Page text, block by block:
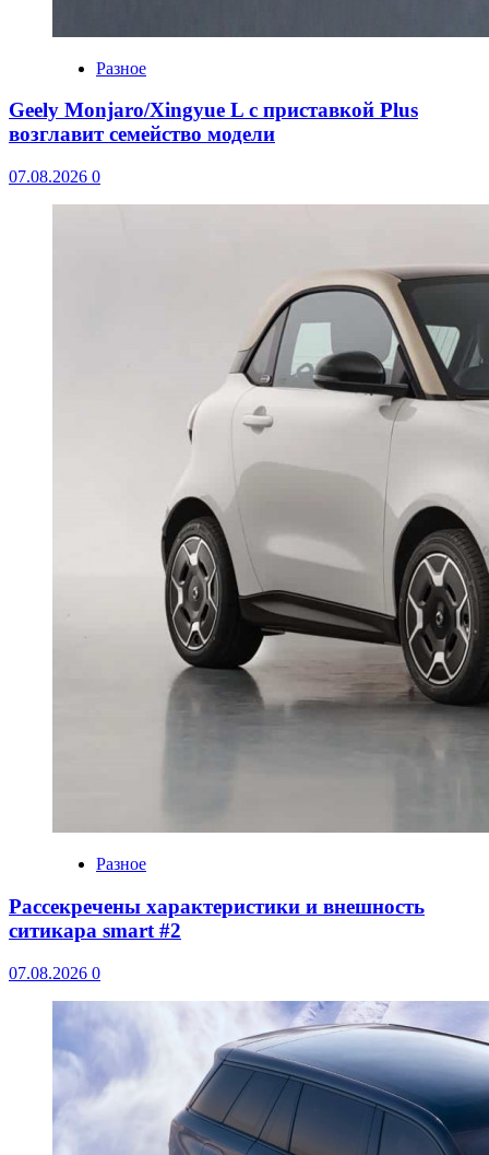
Разное
Geely Monjaro/Xingyue L с приставкой Plus
возглавит семейство модели
07.08.2026 0
Разное
Рассекречены характеристики и внешность
ситикара smart #2
07.08.2026 0